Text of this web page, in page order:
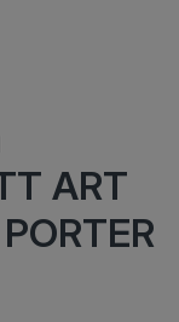
ART